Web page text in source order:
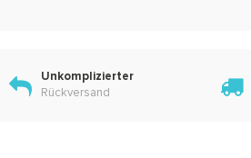
Unkomplizierter
Rückversand